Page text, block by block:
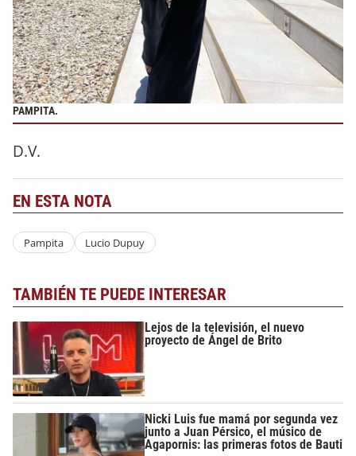
PAMPITA.
D.V.
EN ESTA NOTA
Pampita Lucio Dupuy
TAMBIÉN TE PUEDE INTERESAR
Lejos de la televisión, el nuevo
proyecto de Ángel de Brito
Nicki Luis fue mamá por segunda vez
junto a Juan Pérsico, el músico de
Agapornis: las primeras fotos de Bauti